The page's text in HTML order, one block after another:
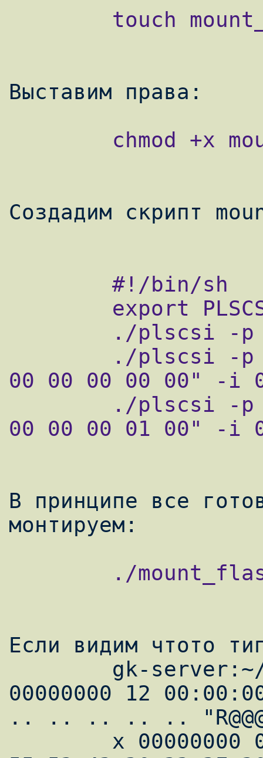
Создадим скрипт
00 00 00 00 00" -i
00 00 00 01 00" -i
В принципе все
Если видим чтото
00000000 12
.. .. .. .. ..